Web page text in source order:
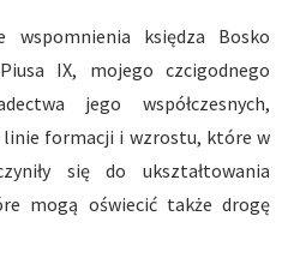
wspomnienia księdza Bosko
IX, mojego czcigodnego
jego współczesnych,
linie formacji i wzrostu, które w
się do ukształtowania
mogą oświecić także drogę